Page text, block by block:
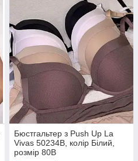
Бюстгальтер з Push Up La
Vivas 50234B, колір Білий,
розмір 80B